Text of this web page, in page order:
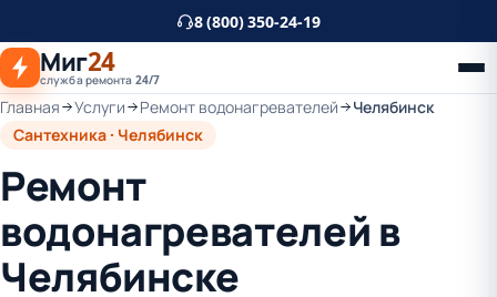
основному
контенту
8 (800) 350-24-19
Миг24
служба ремонта 24/7
Главная Услуги Ремонт водонагревателей
Челябинск
Сантехника · Челябинск
Ремонт
водонагревателей в
Челябинске